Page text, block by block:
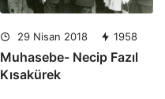
29 Nisan 2018 1958
Muhasebe- Necip Fazıl
Kısakürek